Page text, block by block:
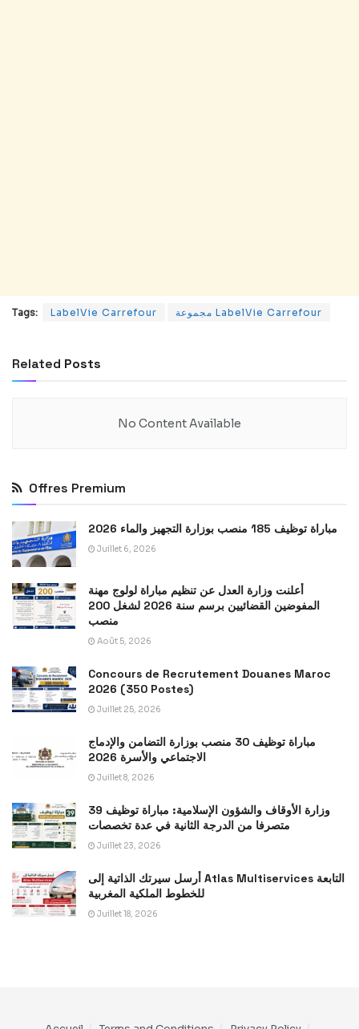
Tags: LabelVie Carrefour مجموعة LabelVie Carrefour
Related Posts
No Content Available
Offres Premium
مباراة توظيف 185 منصب بوزارة التجهيز والماء 2026
Juillet 6, 2026
أعلنت وزارة العدل عن تنظيم مباراة لولوج مهنة
المفوضين القضائيين برسم سنة 2026 لشغل 200
منصب
Août 5, 2026
Concours de Recrutement Douanes Maroc
2026 (350 Postes)
Juillet 25, 2026
مباراة توظيف 30 منصب بوزارة التضامن والإدماج
الاجتماعي والأسرة 2026
Juillet 8, 2026
وزارة الأوقاف والشؤون الإسلامية: مباراة توظيف 39
متصرفا من الدرجة الثانية في عدة تخصصات
Juillet 23, 2026
أرسل سيرتك الذاتية إلى Atlas Multiservices التابعة
للخطوط الملكية المغربية
Juillet 18, 2026